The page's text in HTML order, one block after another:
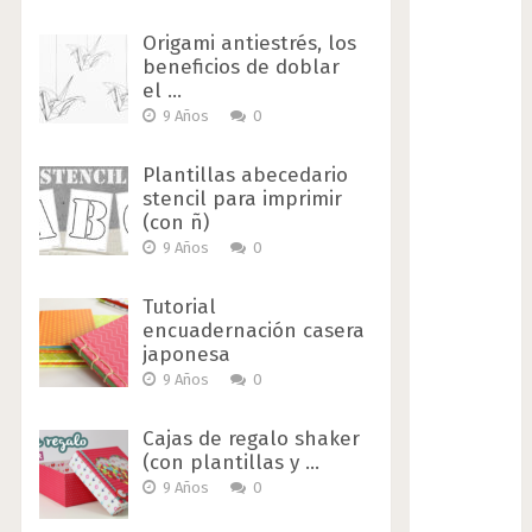
Origami antiestrés, los
beneficios de doblar
el …
9 Años 0
Plantillas abecedario
stencil para imprimir
(con ñ)
9 Años 0
Tutorial
encuadernación casera
japonesa
9 Años 0
Cajas de regalo shaker
(con plantillas y …
9 Años 0